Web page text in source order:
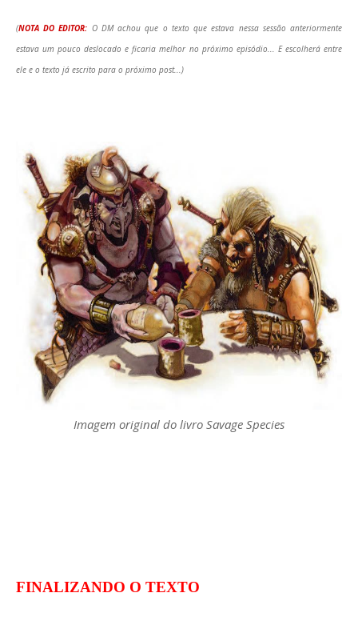
(NOTA DO EDITOR: O DM achou que o texto que estava nessa sessão anteriormente
estava um pouco deslocado e ficaria melhor no próximo episódio... E escolherá entre
ele e o texto já escrito para o próximo post...)
Imagem original do livro Savage Species
FINALIZANDO O TEXTO